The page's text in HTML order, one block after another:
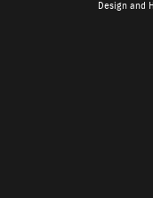
Design and